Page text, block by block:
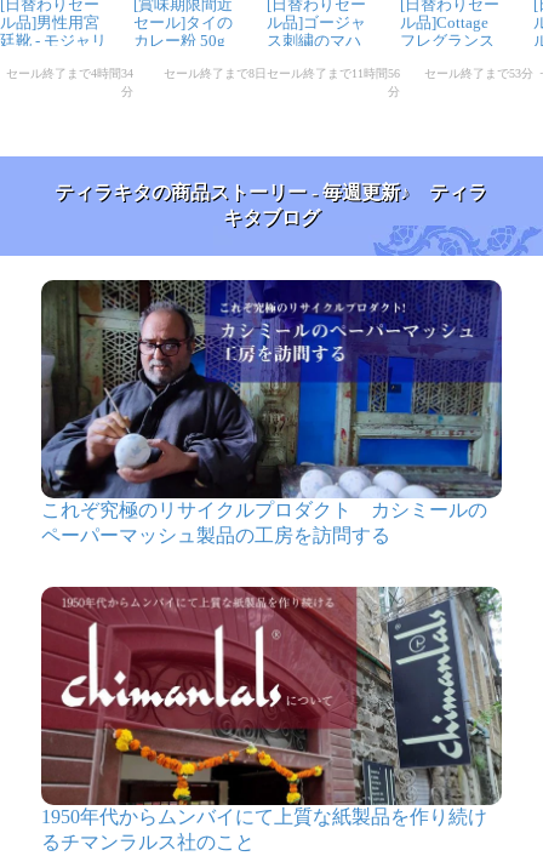
ティラキタの商品ストーリー - 毎週更新♪ ティラ
キタブログ
これぞ究極のリサイクルプロダクト カシミールの
ペーパーマッシュ製品の工房を訪問する
1950年代からムンバイにて上質な紙製品を作り続け
るチマンラルス社のこと